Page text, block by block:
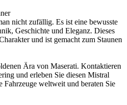
nicht zufällig. Es ist eine bewusste
Geschichte und Eleganz. Dieses
und ist gemacht zum Staunen
Ära von Maserati. Kontaktieren
und erleben Sie diesen Mistral
Fahrzeuge weltweit und beraten Sie